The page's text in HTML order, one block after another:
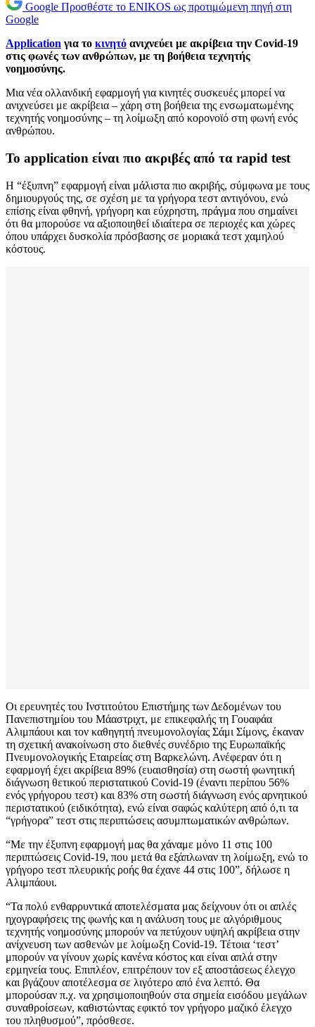
Google Προσθέστε το ENIKOS ως προτιμώμενη πηγή στη
Google
Application για το κινητό ανιχνεύει με ακρίβεια την Covid-19
στις φωνές των ανθρώπων, με τη βοήθεια τεχνητής
νοημοσύνης.
Μια νέα ολλανδική εφαρμογή για κινητές συσκευές μπορεί να
ανιχνεύσει με ακρίβεια – χάρη στη βοήθεια της ενσωματωμένης
τεχνητής νοημοσύνης – τη λοίμωξη από κορονοϊό στη φωνή ενός
ανθρώπου.
Το application είναι πιο ακριβές από τα rapid test
Η “έξυπνη” εφαρμογή είναι μάλιστα πιο ακριβής, σύμφωνα με τους
δημιουργούς της, σε σχέση με τα γρήγορα τεστ αντιγόνου, ενώ
επίσης είναι φθηνή, γρήγορη και εύχρηστη, πράγμα που σημαίνει
ότι θα μπορούσε να αξιοποιηθεί ιδιαίτερα σε περιοχές και χώρες
όπου υπάρχει δυσκολία πρόσβασης σε μοριακά τεστ χαμηλού
κόστους.
Οι ερευνητές του Ινστιτούτου Επιστήμης των Δεδομένων του
Πανεπιστημίου του Μάαστριχτ, με επικεφαλής τη Γουαφάα
Αλιμπάουι και τον καθηγητή πνευμονολογίας Σάμι Σίμονς, έκαναν
τη σχετική ανακοίνωση στο διεθνές συνέδριο της Ευρωπαϊκής
Πνευμονολογικής Εταιρείας στη Βαρκελώνη. Ανέφεραν ότι η
εφαρμογή έχει ακρίβεια 89% (ευαισθησία) στη σωστή φωνητική
διάγνωση θετικού περιστατικού Covid-19 (έναντι περίπου 56%
ενός γρήγορου τεστ) και 83% στη σωστή διάγνωση ενός αρνητικού
περιστατικού (ειδικότητα), ενώ είναι σαφώς καλύτερη από ό,τι τα
“γρήγορα” τεστ στις περιπτώσεις ασυμπτωματικών ανθρώπων.
“Με την έξυπνη εφαρμογή μας θα χάναμε μόνο 11 στις 100
περιπτώσεις Covid-19, που μετά θα εξάπλωναν τη λοίμωξη, ενώ το
γρήγορο τεστ πλευρικής ροής θα έχανε 44 στις 100”, δήλωσε η
Αλιμπάουι.
“Τα πολύ ενθαρρυντικά αποτελέσματα μας δείχνουν ότι οι απλές
ηχογραφήσεις της φωνής και η ανάλυση τους με αλγόριθμους
τεχνητής νοημοσύνης μπορούν να πετύχουν υψηλή ακρίβεια στην
ανίχνευση των ασθενών με λοίμωξη Covid-19. Τέτοια ‘τεστ’
μπορούν να γίνουν χωρίς κανένα κόστος και είναι απλά στην
ερμηνεία τους. Επιπλέον, επιτρέπουν τον εξ αποστάσεως έλεγχο
και βγάζουν αποτέλεσμα σε λιγότερο από ένα λεπτό. Θα
μπορούσαν π.χ. να χρησιμοποιηθούν στα σημεία εισόδου μεγάλων
συναθροίσεων, καθιστώντας εφικτό τον γρήγορο μαζικό έλεγχο
του πληθυσμού”, πρόσθεσε.